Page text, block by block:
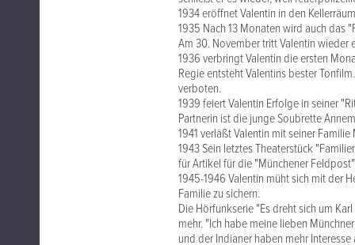
1934 eröffnet Valentin in den
1935 Nach 13 Monaten wird auch das
Am 30. November tritt Valentin wieder
1936 verbringt Valentin die ersten
Regie entsteht Valentins bester
verboten.
1939 feiert Valentin Erfolge in seiner
Partnerin ist die junge Soubrette
1941 verläßt Valentin mit seiner
1943 Sein letztes Theaterstück
für Artikel für die "Münchener
1945-1946 Valentin müht sich mit der
Familie zu sichern.
Die Hörfunkserie "Es dreht sich um
mehr. "Ich habe meine lieben
und der Indianer haben mehr